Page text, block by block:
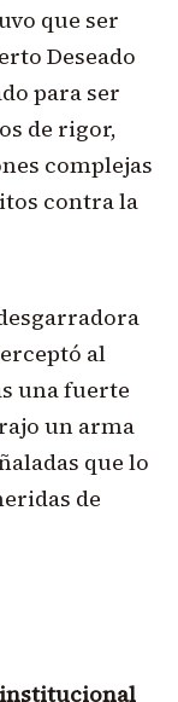
que ser
Deseado
para ser
de rigor,
complejas
contra la
al
una fuerte
un arma
que lo
de
institucional